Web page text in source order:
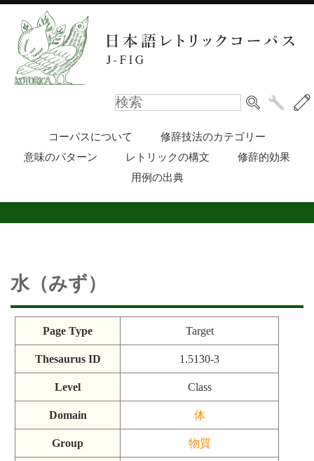
コーパスについて
修辞技法のカテゴリー
意味のパターン
レトリックの構文
修辞的効果
用例の出典
水（みず）
Page Type Target
Thesaurus ID 1.5130-3
Level Class
Domain 体
Group 物質